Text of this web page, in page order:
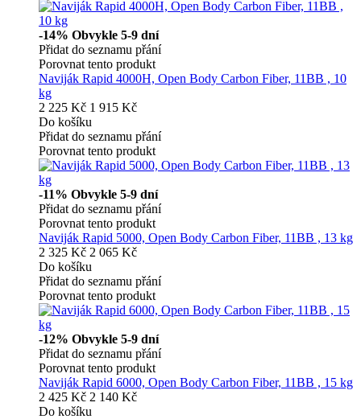
-14% Obvykle 5-9 dní
Přidat do seznamu přání
Porovnat tento produkt
Naviják Rapid 4000H, Open Body Carbon Fiber, 11BB , 10
kg
2 225 Kč 1 915 Kč
Do košíku
Přidat do seznamu přání
Porovnat tento produkt
-11% Obvykle 5-9 dní
Přidat do seznamu přání
Porovnat tento produkt
Naviják Rapid 5000, Open Body Carbon Fiber, 11BB , 13 kg
2 325 Kč 2 065 Kč
Do košíku
Přidat do seznamu přání
Porovnat tento produkt
-12% Obvykle 5-9 dní
Přidat do seznamu přání
Porovnat tento produkt
Naviják Rapid 6000, Open Body Carbon Fiber, 11BB , 15 kg
2 425 Kč 2 140 Kč
Do košíku